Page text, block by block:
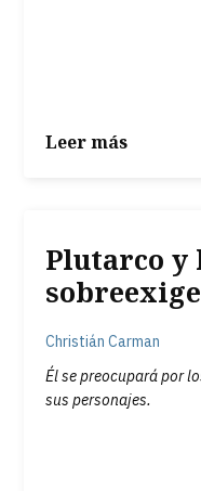
Leer más
Plutarco y
Christián Carman
Él se preocupará por
sus personajes.